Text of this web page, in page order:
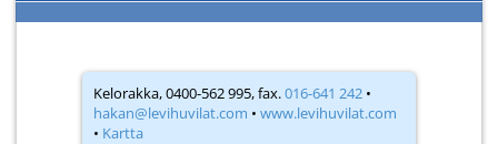
Kelorakka, 0400-562 995, fax.016-641 242 •
hakan@levihuvilat.com • www.levihuvilat.com
• Kartta